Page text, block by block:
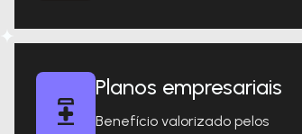
Planos empresariais
Benefício valorizado pelos